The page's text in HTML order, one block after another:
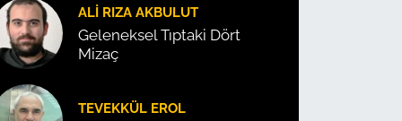
ALI RIZA AKBULUT
Geleneksel Tıptaki Dört
Mizaç
TEVEKKÜL EROL